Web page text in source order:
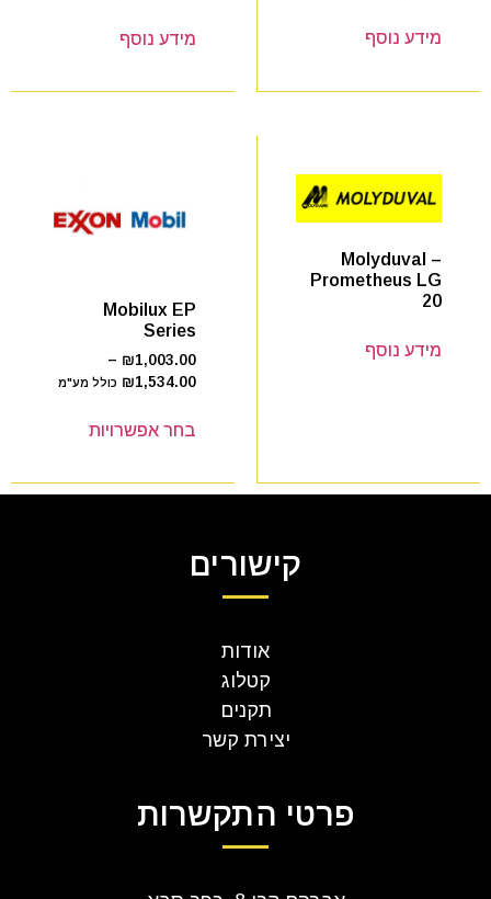
מידע נוסף מידע נוסף
Molyduval –
Prometheus LG
20
מידע נוסף
Mobilux EP
Series
₪1,003.00
–
₪1,534.00 כולל מע"מ
בחר אפשרויות
קישורים
אודות
קטלוג
תקנים
יצירת קשר
פרטי התקשרות